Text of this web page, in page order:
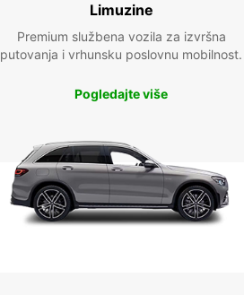
Limuzine
Premium službena vozila za izvršna
putovanja i vrhunsku poslovnu mobilnost.
Pogledajte više